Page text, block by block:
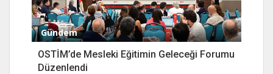
Gündem
OSTİM’de Mesleki Eğitimin Geleceği Forumu
Düzenlendi